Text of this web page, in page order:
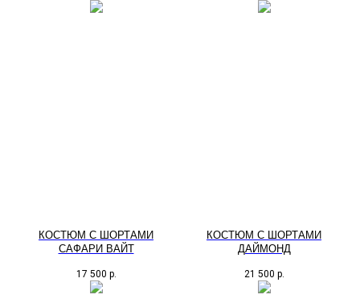
КОСТЮМ С ШОРТАМИ
САФАРИ ВАЙТ
17 500 р.
КОСТЮМ С ШОРТАМИ
ДАЙМОНД
21 500 р.